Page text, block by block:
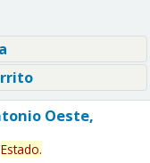
Oeste,
Estado.